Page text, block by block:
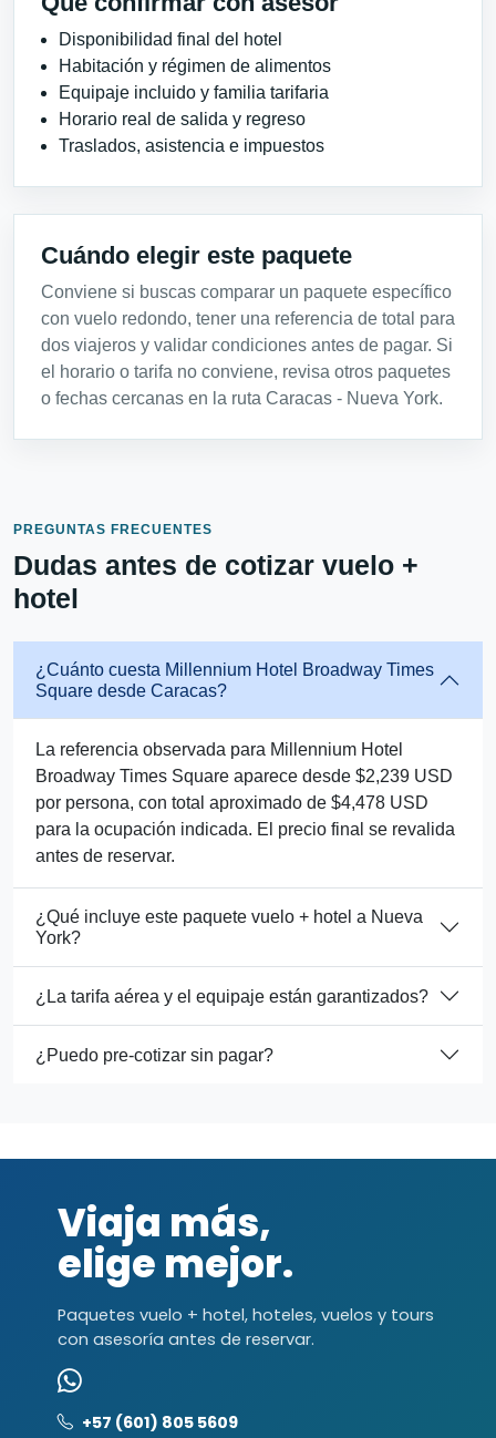
Disponibilidad final del hotel
Habitación y régimen de alimentos
Equipaje incluido y familia tarifaria
Horario real de salida y regreso
Traslados, asistencia e impuestos
Cuándo elegir este paquete
Conviene si buscas comparar un paquete específico
con vuelo redondo, tener una referencia de total para
dos viajeros y validar condiciones antes de pagar. Si
el horario o tarifa no conviene, revisa otros paquetes
o fechas cercanas en la ruta Caracas - Nueva York.
PREGUNTAS FRECUENTES
Dudas antes de cotizar vuelo +
hotel
¿Cuánto cuesta Millennium Hotel Broadway Times
Square desde Caracas?
La referencia observada para Millennium Hotel
Broadway Times Square aparece desde $2,239 USD
por persona, con total aproximado de $4,478 USD
para la ocupación indicada. El precio final se revalida
antes de reservar.
¿Qué incluye este paquete vuelo + hotel a Nueva
York?
¿La tarifa aérea y el equipaje están garantizados?
¿Puedo pre-cotizar sin pagar?
Viaja más,
elige mejor.
Paquetes vuelo + hotel, hoteles, vuelos y tours
con asesoría antes de reservar.
+57 (601) 805 5609